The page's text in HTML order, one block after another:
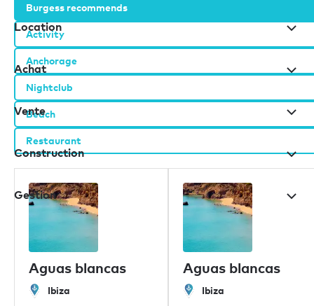
Burgess recommends
Activity
Anchorage
Nightclub
Beach
Restaurant
Aguas blancas
Ibiza
Aguas blancas
Ibiza
Location
Achat
Vente
Construction
Gestion
Nos bureaux
Londres